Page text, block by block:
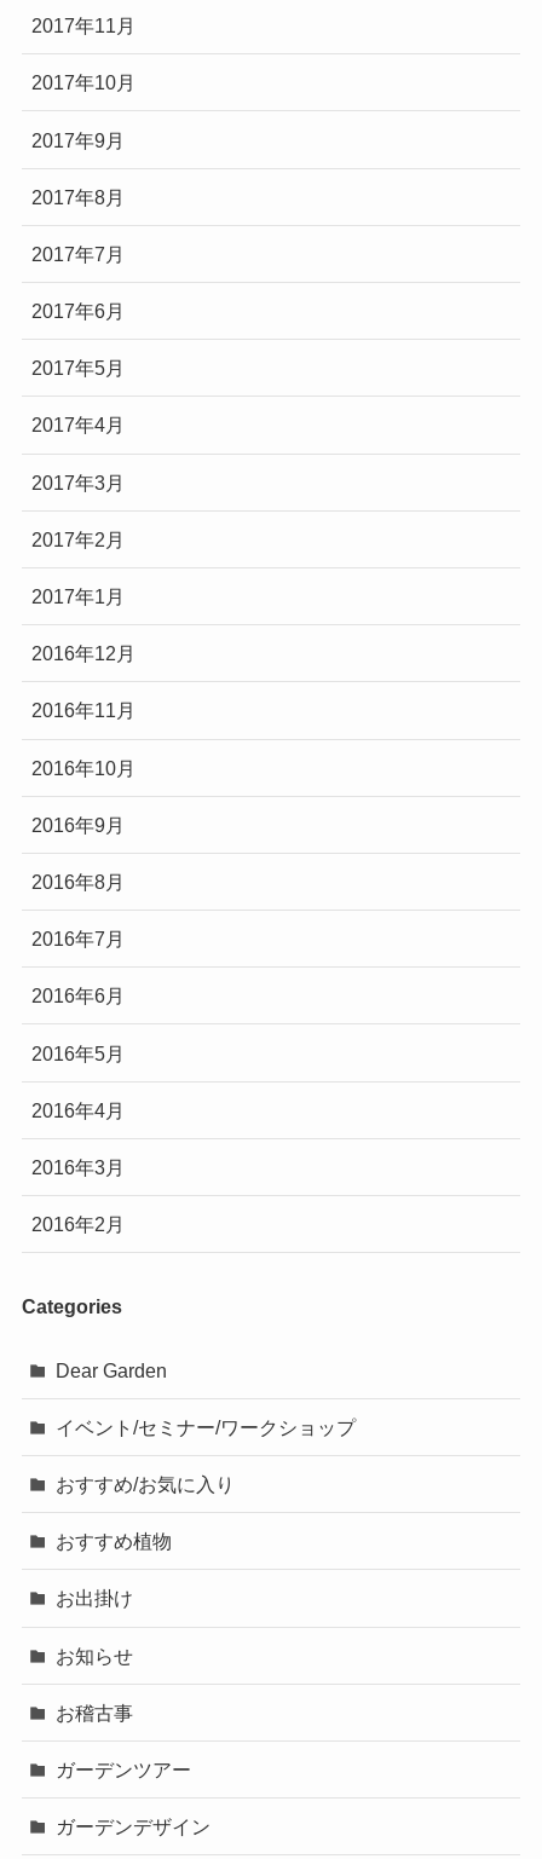
2017年11月
2017年10月
2017年9月
2017年8月
2017年7月
2017年6月
2017年5月
2017年4月
2017年3月
2017年2月
2017年1月
2016年12月
2016年11月
2016年10月
2016年9月
2016年8月
2016年7月
2016年6月
2016年5月
2016年4月
2016年3月
2016年2月
Categories
Dear Garden
イベント/セミナー/ワークショップ
おすすめ/お気に入り
おすすめ植物
お出掛け
お知らせ
お稽古事
ガーデンツアー
ガーデンデザイン